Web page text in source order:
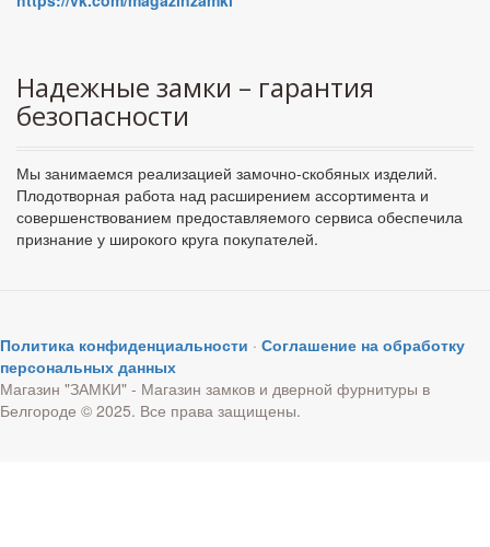
Надежные замки – гарантия
безопасности
Мы занимаемся реализацией замочно-скобяных изделий.
Плодотворная работа над расширением ассортимента и
совершенствованием предоставляемого сервиса обеспечила
признание у широкого круга покупателей.
Политика конфиденциальности · Соглашение на обработку
персональных данных
Магазин "ЗАМКИ" - Магазин замков и дверной фурнитуры в
Белгороде © 2025. Все права защищены.